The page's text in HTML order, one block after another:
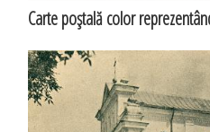
Carte poştală color